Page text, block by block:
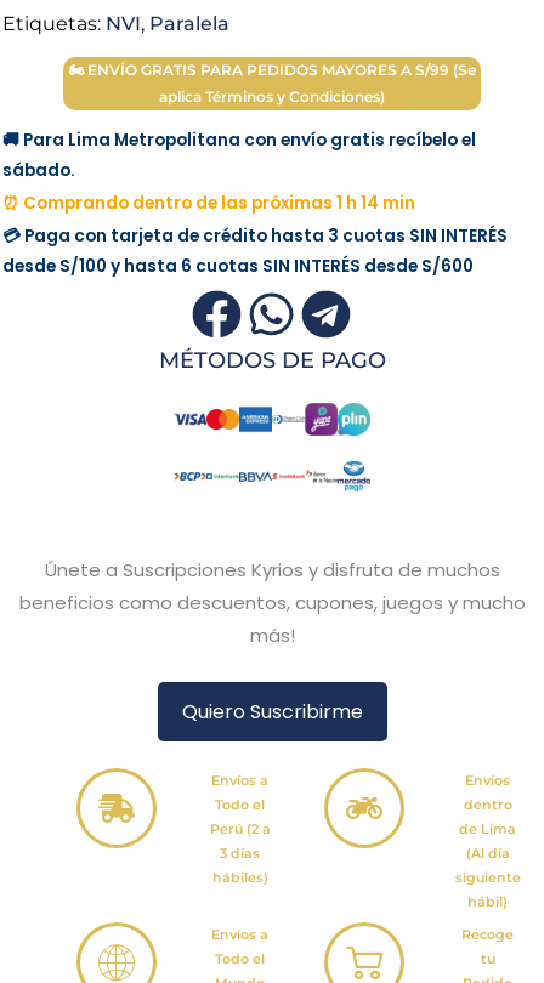
Etiquetas: NVI, Paralela
🏍 ENVÍO GRATIS PARA PEDIDOS MAYORES A S/99 (Se
aplica Términos y Condiciones)
🚚 Para Lima Metropolitana con envío gratis recíbelo el
sábado.
⏰ Comprando dentro de las próximas 1 h 14 min
💳 Paga con tarjeta de crédito hasta 3 cuotas SIN INTERÉS
desde S/100 y hasta 6 cuotas SIN INTERÉS desde S/600
MÉTODOS DE PAGO
Únete a Suscripciones Kyrios y disfruta de muchos
beneficios como descuentos, cupones, juegos y mucho
más!
Quiero Suscribirme
Envíos a
Todo el
Perú (2 a
3 días
hábiles)
Envíos
dentro
de Lima
(Al día
siguiente
hábil)
Envíos a
Todo el
Recoge
tu